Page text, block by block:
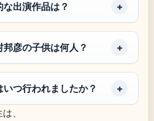
出演作品は？
彦の子供は何人？
つ行われましたか？
、